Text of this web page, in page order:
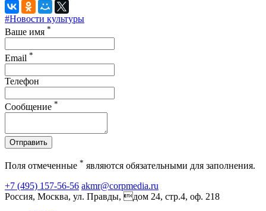
#Новости культуры
Ваше имя *
Email *
Телефон
Сообщение *
Отправить
Поля отмеченные * являются обязательными для заполнения.
+7 (495) 157-56-56 akmr@corpmedia.ru
Россия, Москва, ул. Правды, дом 24, стр.4, оф. 218